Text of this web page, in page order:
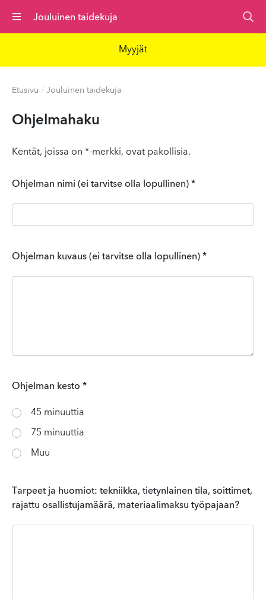
Valikko Jouluinen taidekuja
Myyjät
Etusivu / Jouluinen taidekuja
Ohjelmahaku
Kentät, joissa on *-merkki, ovat pakollisia.
Ohjelman nimi (ei tarvitse olla lopullinen) *
Ohjelman kuvaus (ei tarvitse olla lopullinen) *
Ohjelman kesto *
45 minuuttia
75 minuuttia
Muu
Tarpeet ja huomiot: tekniikka, tietynlainen tila, soittimet,
rajattu osallistujamäärä, materiaalimaksu työpajaan?